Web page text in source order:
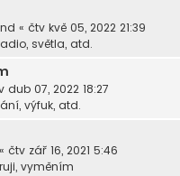
« čtv kvě 05, 2022 21:39
světla, atd.
dub 07, 2022 18:27
výfuk, atd.
« čtv zář 16, 2021 5:46
vyměním